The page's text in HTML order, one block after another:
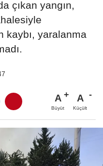
çıkan yangın,
kaybı, yaralanma
A
Büyüt
A
Küçült